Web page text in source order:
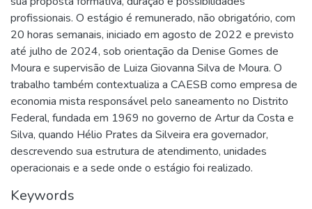
profissionais. O estágio é remunerado, não obrigatório, com
20 horas semanais, iniciado em agosto de 2022 e previsto
até julho de 2024, sob orientação da Denise Gomes de
Moura e supervisão de Luiza Giovanna Silva de Moura. O
trabalho também contextualiza a CAESB como empresa de
economia mista responsável pelo saneamento no Distrito
Federal, fundada em 1969 no governo de Artur da Costa e
Silva, quando Hélio Prates da Silveira era governador,
descrevendo sua estrutura de atendimento, unidades
operacionais e a sede onde o estágio foi realizado.
Keywords